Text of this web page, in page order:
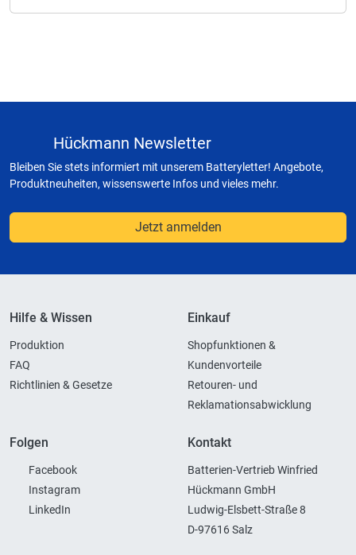
Hückmann Newsletter
Bleiben Sie stets informiert mit unserem Batteryletter! Angebote,
Produktneuheiten, wissenswerte Infos und vieles mehr.
Jetzt anmelden
Hilfe & Wissen
Produktion
FAQ
Richtlinien & Gesetze
Einkauf
Shopfunktionen &
Kundenvorteile
Retouren- und
Reklamationsabwicklung
Folgen
Facebook
Instagram
LinkedIn
Kontakt
Batterien-Vertrieb Winfried
Hückmann GmbH
Ludwig-Elsbett-Straße 8
D-97616 Salz